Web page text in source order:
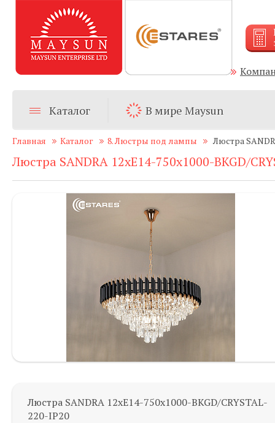
Каталог В мире Maysun
Главная Каталог 8. Люстры под лампы Люстра
Люстра SANDRA 12хЕ14-750х1000-BKGD/
Люстра SANDRA 12хЕ14-750х1000-BKGD/CRYSTAL-
220-IP20